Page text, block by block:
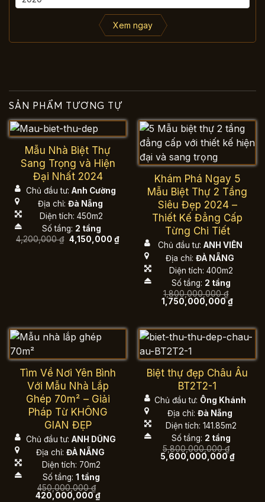
Xem ngay
SẢN PHẨM TƯƠNG TỰ
Mẫu Nhà Biệt Thự
Sang Trọng và Hiện
Đại Nhất 2024
Chủ đầu tư: Anh Cường
Địa chỉ: Đà Nẵng
Diện tích: 450m2
Số tầng: 2 tầng
4,200,000₫ Giá
gốc
4,150,000 ₫Giá
hiện
4,150,000 ₫.
Khám Phá Ngay 5
Mẫu Biệt Thự 2 Tầng
Siêu Đẹp 2024 –
Thiết Kế Đẳng Cấp
Từng Chi Tiết
Chủ đầu tư: ANH VIÊN
Địa chỉ: ĐÀ NẴNG
Diện tích: 400m2
Số tầng: 2 tầng
1,800,000,000₫
Giá
gốc
1,750,000,000₫Giá
Tìm Về Nơi Yên Bình
Với Mẫu Nhà Lắp
Ghép 70m² – Giải
Pháp Từ KHÔNG
GIAN ĐẸP
Chủ đầu tư: ANH DŨNG
Địa chỉ: ĐÀ NẴNG
Diện tích: 70m2
Số tầng: 1 tầng
450,000,000₫
Giá
420,000,000₫Giá
Biệt thự đẹp Châu Âu
BT2T2-1
Chủ đầu tư: Ông Khánh
Địa chỉ: Đà Nẵng
Diện tích: 141.85m2
Số tầng: 2 tầng
5,800,000,000₫
Giá
gốc
5,600,000,000₫Giá
hiện